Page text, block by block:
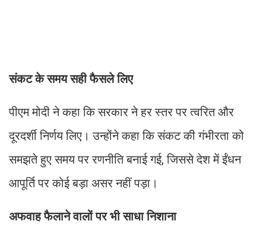
संकट के समय सही फैसले लिए
पीएम मोदी ने कहा कि सरकार ने हर स्तर पर त्वरित और
दूरदर्शी निर्णय लिए। उन्होंने कहा कि संकट की गंभीरता को
समझते हुए समय पर रणनीति बनाई गई, जिससे देश में ईंधन
आपूर्ति पर कोई बड़ा असर नहीं पड़ा।
अफवाह फैलाने वालों पर भी साधा निशाना